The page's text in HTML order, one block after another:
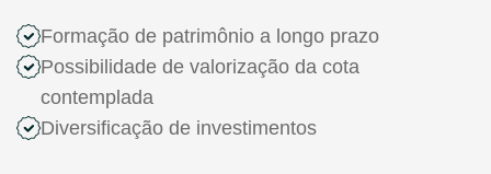
Formação de patrimônio a longo prazo
Possibilidade de valorização da cota
contemplada
Diversificação de investimentos